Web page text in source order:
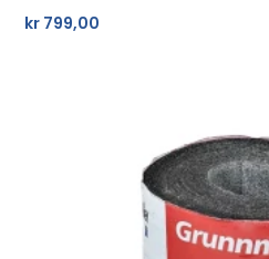
kr 799,00